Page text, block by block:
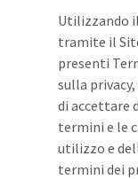
Utilizzando
tramite il
presenti
sulla
di accettare
termini e le
utilizzo e
termini dei